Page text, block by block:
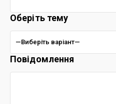
Оберіть тему
Повідомлення